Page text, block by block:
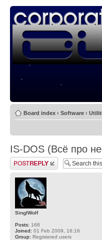
Board index ‹ Software ‹
IS-DOS (Всё про
Post a reply
SinglWolf
Posts: 168
Joined: 01 Feb 2009, 16:16
Group: Registered users